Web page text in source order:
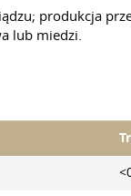
produkcja
lub miedzi.